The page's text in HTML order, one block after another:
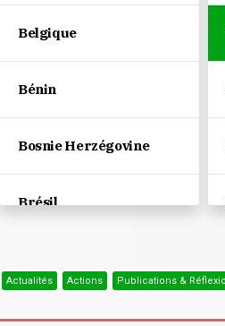
Belgique
Bénin
Bosnie Herzégovine
Brésil
Burkina Faso
Actualités Actions Publications &